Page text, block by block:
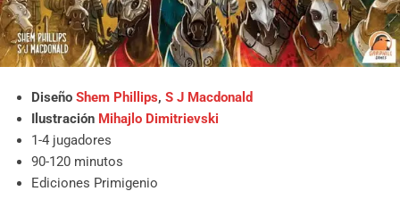
Diseño Shem Phillips, S J Macdonald
Ilustración Mihajlo Dimitrievski
1-4 jugadores
90-120 minutos
Ediciones Primigenio